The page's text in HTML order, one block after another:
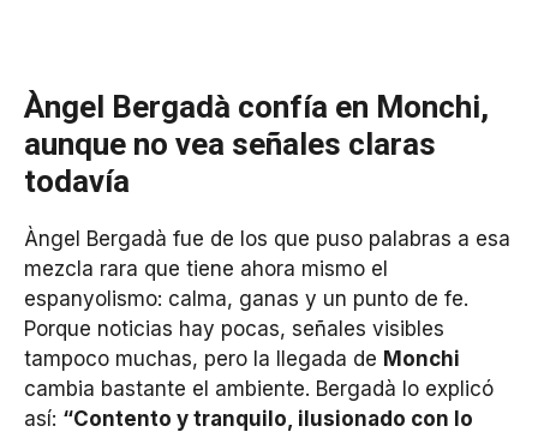
Àngel Bergadà confía en Monchi,
aunque no vea señales claras
todavía
Àngel Bergadà fue de los que puso palabras a esa
mezcla rara que tiene ahora mismo el
espanyolismo: calma, ganas y un punto de fe.
Porque noticias hay pocas, señales visibles
tampoco muchas, pero la llegada de Monchi
cambia bastante el ambiente. Bergadà lo explicó
así: “Contento y tranquilo, ilusionado con lo